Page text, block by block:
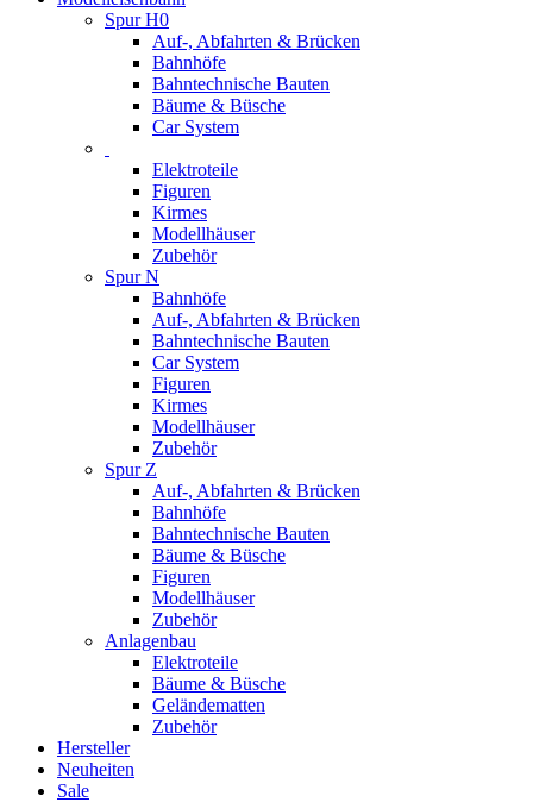
Spur H0
Auf-, Abfahrten & Brücken
Bahnhöfe
Bahntechnische Bauten
Bäume & Büsche
Car System
Elektroteile
Figuren
Kirmes
Modellhäuser
Zubehör
Spur N
Bahnhöfe
Auf-, Abfahrten & Brücken
Bahntechnische Bauten
Car System
Figuren
Kirmes
Modellhäuser
Zubehör
Spur Z
Auf-, Abfahrten & Brücken
Bahnhöfe
Bahntechnische Bauten
Bäume & Büsche
Figuren
Modellhäuser
Zubehör
Anlagenbau
Elektroteile
Bäume & Büsche
Geländematten
Zubehör
Hersteller
Neuheiten
Sale